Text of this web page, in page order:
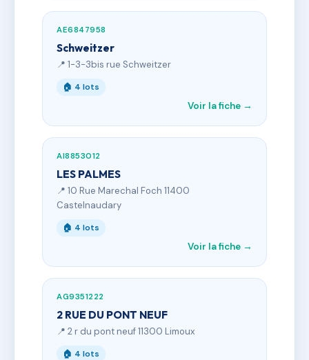
AE6847958
Schweitzer
📍 1-3-3bis rue Schweitzer
🏠 4 lots
Voir la fiche →
AI8853012
LES PALMES
📍 10 Rue Marechal Foch 11400
Castelnaudary
🏠 4 lots
Voir la fiche →
AG9351222
2 RUE DU PONT NEUF
📍 2 r du pont neuf 11300 Limoux
🏠 4 lots